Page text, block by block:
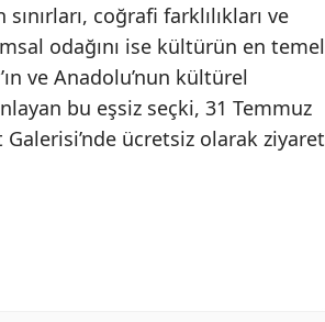
coğrafi farklılıkları ve
odağını ise kültürün en temel
ve Anadolu’nun kültürel
bu eşsiz seçki, 31 Temmuz
ücretsiz olarak ziyaret